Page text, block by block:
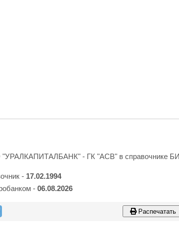
"УРАЛКАПИТАЛБАНК" - ГК "АСВ" в справочнике
- 17.02.1994
- 06.08.2026
Распечатать